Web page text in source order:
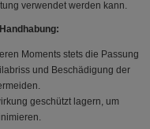
verwendet werden kann.
Moments stets die Passung
und Beschädigung der
geschützt lagern, um